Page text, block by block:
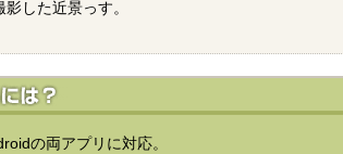
した近景っす。
の両アプリに対応。